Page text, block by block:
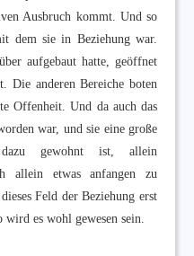
Ausbruch kommt. Und so
dem sie in Beziehung war.
aufgebaut hatte, geöffnet
Die anderen Bereiche boten
Offenheit. Und da auch das
war, und sie eine große
gewohnt ist, allein
allein etwas anfangen zu
Feld der Beziehung erst
es wohl gewesen sein.